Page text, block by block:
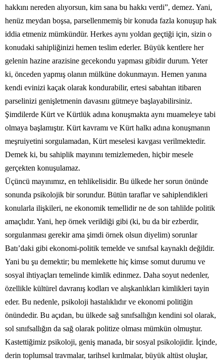
hakkını nereden alıyorsun, kim sana bu hakkı verdi”, demez. Yani,
henüz meydan boşsa, parsellenmemiş bir konuda fazla konuşup hak
iddia etmeniz mümkündür. Herkes aynı yoldan geçtiği için, sizin o
konudaki sahipliğinizi hemen teslim ederler. Büyük kentlere her
gelenin hazine arazisine gecekondu yapması gibidir durum. Yeter
ki, önceden yapmış olanın mülküne dokunmayın. Hemen yanına
kendi evinizi kaçak olarak kondurabilir, ertesi sabahtan itibaren
parselinizi genişletmenin davasını gütmeye başlayabilirsiniz.
Şimdilerde Kürt ve Kürtlük adına konuşmakta aynı muameleye tabi
olmaya başlamıştır. Kürt kavramı ve Kürt halkı adına konuşmanın
meşruiyetini sorgulamadan, Kürt meselesi kavgası verilmektedir.
Demek ki, bu sahiplik mayınını temizlemeden, hiçbir mesele
gerçekten konuşulamaz.
Üçüncü mayınımız, en tehlikelisidir. Bu ülkede her sorun önünde
sonunda psikolojik bir sorundur. Bütün taraflar ve sahiplendikleri
konularla ilişkileri, ne ekonomik temellidir ne de son tahlilde politik
amaçlıdır. Yani, hep örnek verildiği gibi (ki, bu da bir ezberdir,
sorgulanması gerekir ama şimdi örnek olsun diyelim) sorunlar
Batı’daki gibi ekonomi-politik temelde ve sınıfsal kaynaklı değildir.
Yani bu şu demektir; bu memlekette hiç kimse somut durumu ve
sosyal ihtiyaçları temelinde kimlik edinmez. Daha soyut nedenler,
özellikle kültürel davranış kodları ve alışkanlıkları kimlikleri tayin
eder. Bu nedenle, psikoloji hastalıklıdır ve ekonomi politiğin
önündedir. Bu açıdan, bu ülkede sağ sınıfsallığın kendini sol olarak,
sol sınıfsallığın da sağ olarak politize olması mümkün olmuştur.
Kastettiğimiz psikoloji, geniş manada, bir sosyal psikolojidir. İçinde,
derin toplumsal travmalar, tarihsel kırılmalar, büyük altüst oluşlar,